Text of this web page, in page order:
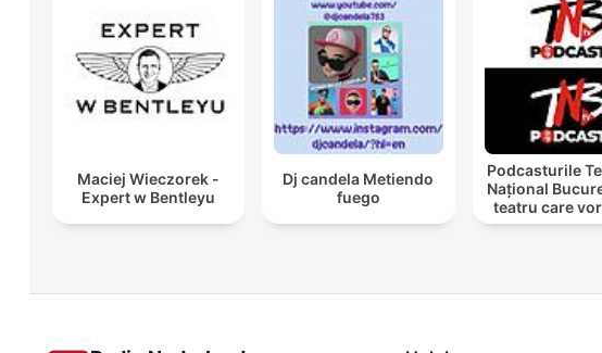
Maciej Wieczorek -
Expert w Bentleyu
Dj candela Metiendo
fuego
Podcasturile
Național
teatru care
cu tine